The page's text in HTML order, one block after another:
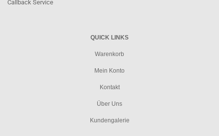
Callback Service
QUICK LINKS
Warenkorb
Mein Konto
Kontakt
Über Uns
Kundengalerie